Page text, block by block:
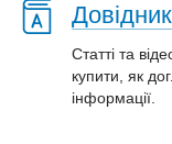
Статті та
купити, як
інформації.